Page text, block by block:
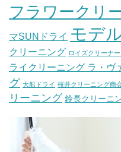
フラワークリ
マSUNドライ モデ
クリーニング ロイズクリーナ
ライクリーニング ラ・ヴ
グ 大船ドライ 桜井クリーニング商
リーニング 鈴長クリーニ